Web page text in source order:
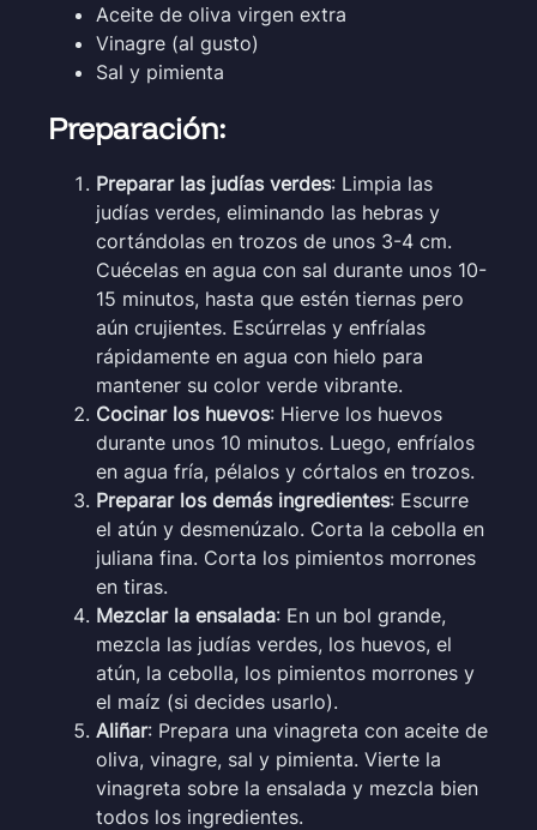
Aceite de oliva virgen extra
Vinagre (al gusto)
Sal y pimienta
Preparación:
Preparar las judías verdes: Limpia las
judías verdes, eliminando las hebras y
cortándolas en trozos de unos 3-4 cm.
Cuécelas en agua con sal durante unos 10-
15 minutos, hasta que estén tiernas pero
aún crujientes. Escúrrelas y enfríalas
rápidamente en agua con hielo para
mantener su color verde vibrante.
Cocinar los huevos: Hierve los huevos
durante unos 10 minutos. Luego, enfríalos
en agua fría, pélalos y córtalos en trozos.
Preparar los demás ingredientes: Escurre
el atún y desmenúzalo. Corta la cebolla en
juliana fina. Corta los pimientos morrones
en tiras.
Mezclar la ensalada: En un bol grande,
mezcla las judías verdes, los huevos, el
atún, la cebolla, los pimientos morrones y
el maíz (si decides usarlo).
Aliñar: Prepara una vinagreta con aceite de
oliva, vinagre, sal y pimienta. Vierte la
vinagreta sobre la ensalada y mezcla bien
todos los ingredientes.